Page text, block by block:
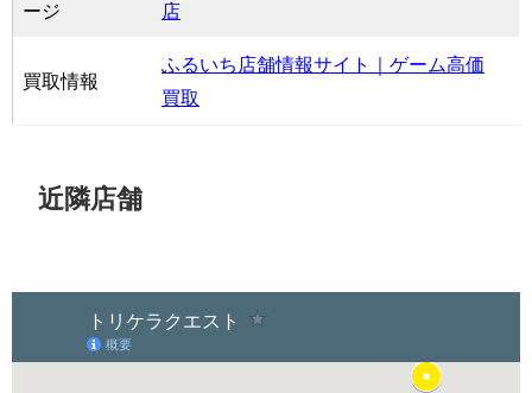
ージ
店
買取情報
ふるいち店舗情報サイト｜ゲーム高価
買取
近隣店舗